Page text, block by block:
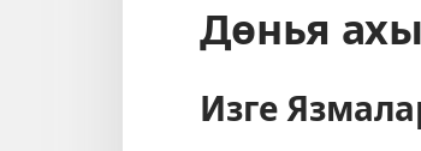
Дөнья
Изге